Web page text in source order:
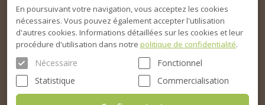
En poursuivant votre navigation, vous acceptez les cookies
nécessaires. Vous pouvez également accepter l'utilisation
d'autres cookies. Informations détaillées sur les cookies et leur
procédure d'utilisation dans notre politique de confidentialité.
Nécessaire
Fonctionnel
Statistique
Commercialisation